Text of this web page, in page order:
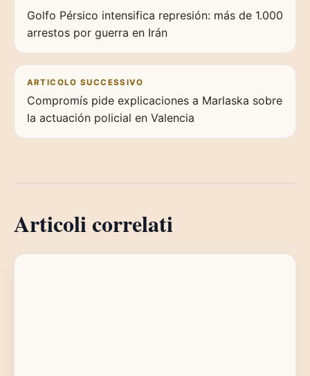
Golfo Pérsico intensifica represión: más de 1.000
arrestos por guerra en Irán
ARTICOLO SUCCESSIVO
Compromís pide explicaciones a Marlaska sobre
la actuación policial en Valencia
Articoli correlati